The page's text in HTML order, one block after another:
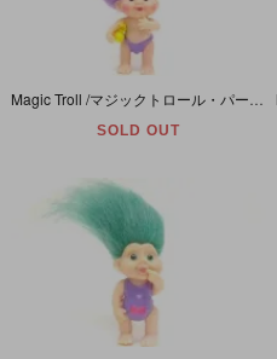
SOLD OUT